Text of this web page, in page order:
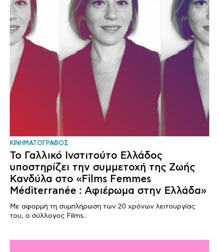
ΚΙΝΗΜΑΤΟΓΡΑΦΟΣ
Το Γαλλικό Ινστιτούτο Ελλάδος
υποστηρίζει την συμμετοχή της Ζωής
Κανδύλα στο «Films Femmes
Méditerranée : Αφιέρωμα στην Ελλάδα»
Με αφορμή τη συμπλήρωση των 20 χρόνων λειτουργίας
του, ο σύλλογος Films..